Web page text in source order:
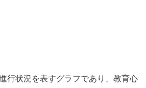
行状況を表すグラフであり、教育心